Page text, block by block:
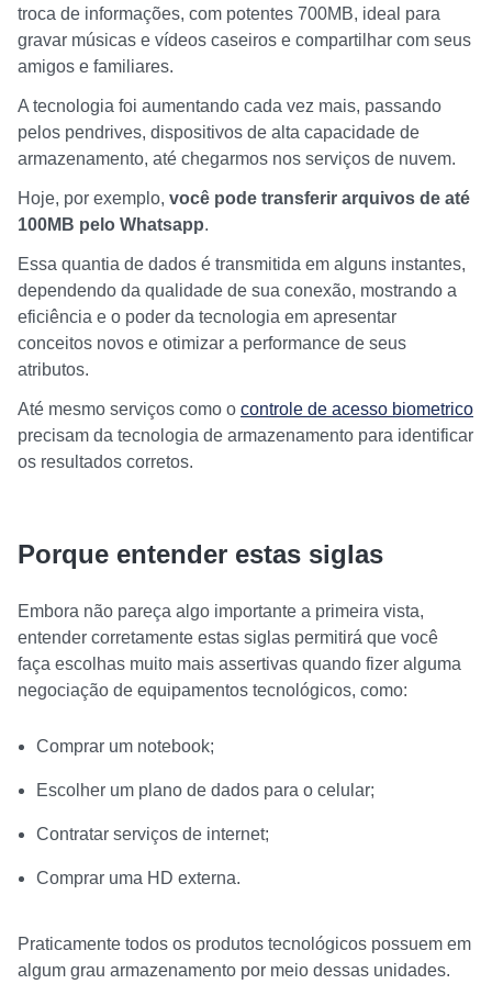
troca de informações, com potentes 700MB, ideal para
gravar músicas e vídeos caseiros e compartilhar com seus
amigos e familiares.
A tecnologia foi aumentando cada vez mais, passando
pelos pendrives, dispositivos de alta capacidade de
armazenamento, até chegarmos nos serviços de nuvem.
Hoje, por exemplo, você pode transferir arquivos de até
100MB pelo Whatsapp.
Essa quantia de dados é transmitida em alguns instantes,
dependendo da qualidade de sua conexão, mostrando a
eficiência e o poder da tecnologia em apresentar
conceitos novos e otimizar a performance de seus
atributos.
Até mesmo serviços como o controle de acesso biometrico
precisam da tecnologia de armazenamento para identificar
os resultados corretos.
Porque entender estas siglas
Embora não pareça algo importante a primeira vista,
entender corretamente estas siglas permitirá que você
faça escolhas muito mais assertivas quando fizer alguma
negociação de equipamentos tecnológicos, como:
Comprar um notebook;
Escolher um plano de dados para o celular;
Contratar serviços de internet;
Comprar uma HD externa.
Praticamente todos os produtos tecnológicos possuem em
algum grau armazenamento por meio dessas unidades.